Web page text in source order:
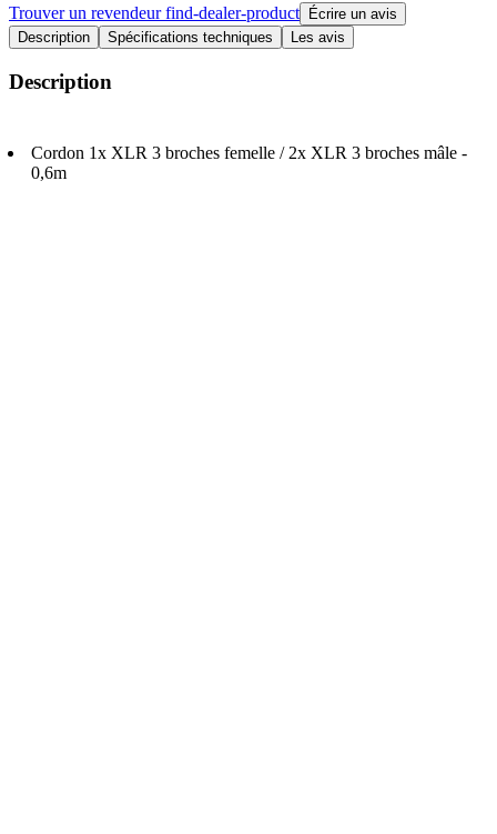
Trouver un revendeurfind-dealer-product
Écrire un avis
Description
Spécifications techniques Les avis
Description
Cordon 1x XLR 3 broches femelle / 2x XLR 3 broches mâle -
0,6m